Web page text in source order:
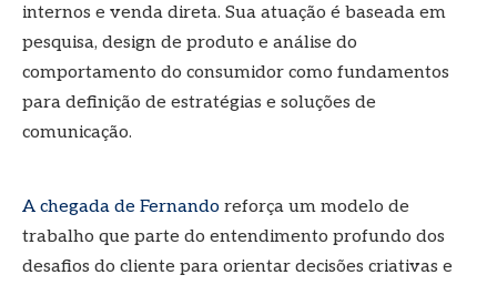
internos e venda direta. Sua atuação é baseada em
pesquisa, design de produto e análise do
comportamento do consumidor como fundamentos
para definição de estratégias e soluções de
comunicação.
A chegada de Fernando reforça um modelo de
trabalho que parte do entendimento profundo dos
desafios do cliente para orientar decisões criativas e